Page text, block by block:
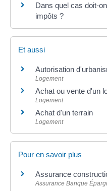
Dans quel cas doit-
impôts ?
Et aussi
Autorisation
Logement
Achat ou vente d'un
Logement
Achat d'un terrain
Logement
Pour en savoir plus
Assurance
Assurance Banque